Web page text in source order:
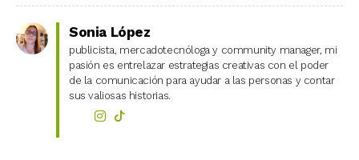
Sonia López
publicista, mercadotecnóloga y community manager, mi
pasión es entrelazar estrategias creativas con el poder
de la comunicación para ayudar a las personas y contar
sus valiosas historias.